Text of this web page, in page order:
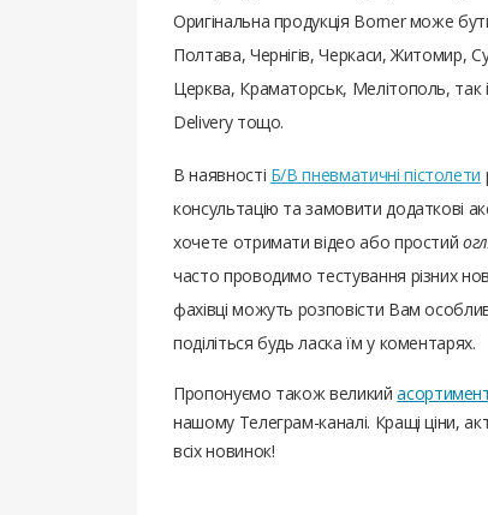
Оригінальна продукція Borner може
Полтава, Чернігів, Черкаси, Житомир,
Церква, Краматорськ, Мелітополь, так
Delivery тощо.
В наявності Б/В пневматичні пістолети
консультацію та замовити додаткові
хочете отримати відео або простий
часто проводимо тестування різних
фахівці можуть розповісти Вам
поділіться будь ласка їм у коментарях.
Пропонуємо також великий
нашому Телеграм-каналі. Кращі ціни,
всіх новинок!